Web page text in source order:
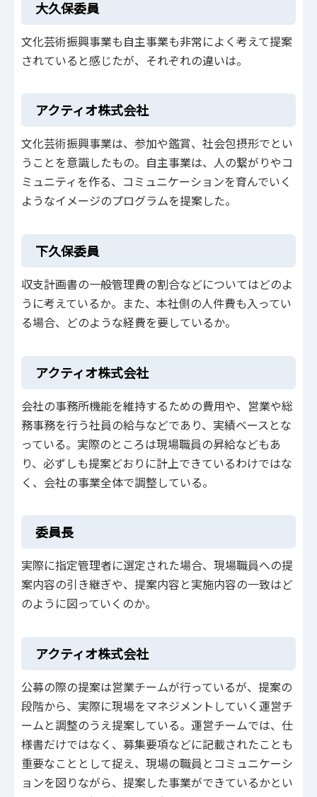
大久保委員
文化芸術振興事業も自主事業も非常によく考えて提案
されていると感じたが、それぞれの違いは。
アクティオ株式会社
文化芸術振興事業は、参加や鑑賞、社会包摂形でとい
うことを意識したもの。自主事業は、人の繋がりやコ
ミュニティを作る、コミュニケーションを育んでいく
ようなイメージのプログラムを提案した。
下久保委員
収支計画書の一般管理費の割合などについてはどのよ
うに考えているか。また、本社側の人件費も入ってい
る場合、どのような経費を要しているか。
アクティオ株式会社
会社の事務所機能を維持するための費用や、営業や総
務事務を行う社員の給与などであり、実績ベースとな
っている。実際のところは現場職員の昇給などもあ
り、必ずしも提案どおりに計上できているわけではな
く、会社の事業全体で調整している。
委員長
実際に指定管理者に選定された場合、現場職員への提
案内容の引き継ぎや、提案内容と実施内容の一致はど
のように図っていくのか。
アクティオ株式会社
公募の際の提案は営業チームが行っているが、提案の
段階から、実際に現場をマネジメントしていく運営チ
ームと調整のうえ提案している。運営チームでは、仕
様書だけではなく、募集要項などに記載されたことも
重要なこととして捉え、現場の職員とコミュニケーシ
ョンを図りながら、提案した事業ができているかとい